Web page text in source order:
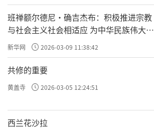
班禅额尔德尼·确吉杰布：积极推进宗教
与社会主义社会相适应 为中华民族伟大复
兴贡献力量
新华网 2026-03-09 11:38:42
共修的重要
黄盖寺 2026-03-05 12:24:51
西兰花沙拉